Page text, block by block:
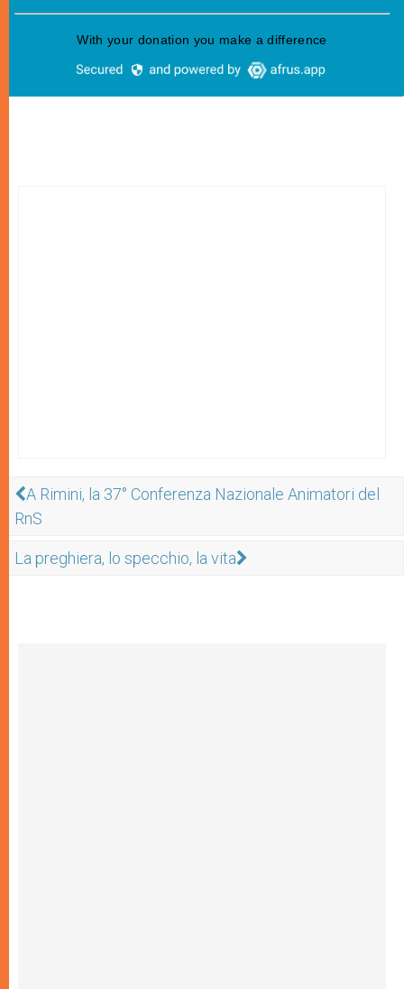
A Rimini, la 37° Conferenza Nazionale Animatori del
RnS
La preghiera, lo specchio, la vita